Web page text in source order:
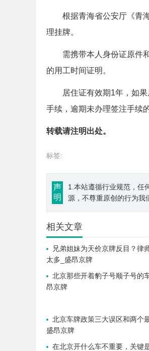
根据青海省公安厅《青海
理挂牌。
需携带本人身份证原件和
的用工时间证明。
居住证有效期1年，如果
手续，逾期未办理签注手续
转载请注明出处。
标签:
声
明
1.本站遵循行业规范，任
源，不尊重原创的行为我
相关文章
兄弟姐妹为天价京牌反目？律
太多_盛昂京牌
北京那些开着豹子号顺子号的
昂京牌
北京车牌政策三大误区和两个
盛昂京牌
在北京开什么车不重要，关键